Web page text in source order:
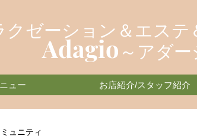
クゼーション＆エステ
Adagio ～アダー
ュー お店紹介/スタッフ紹介
ュニティ